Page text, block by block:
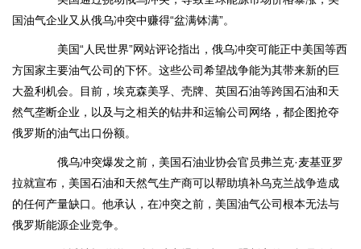
国油气企业又从俄乌冲突中赚得“盆满钵满”。
美国“人民世界”网站评论指出，俄乌冲突可能正中美国等西
方国家主要油气公司的下怀。这些公司希望战争能为其带来新的巨
大盈利机会。目前，埃克森美孚、壳牌、英国石油等跨国石油和天
然气垄断企业，以及与之相关的钻井和运输公司网络，都企图抢夺
俄罗斯的油气出口份额。
俄乌冲突爆发之前，美国石油业协会官员弗兰克·麦基亚罗
拉就宣布，美国石油和天然气生产商可以帮助填补乌克兰战争造成
的任何产量缺口。他承认，在冲突之前，美国油气公司根本无法与
俄罗斯能源企业竞争。